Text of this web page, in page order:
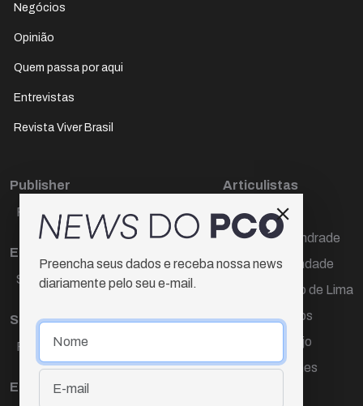
Negócios
Opinião
Quem passa por aqui
Entrevistas
Revista Viver Brasil
Publisher
Paulo Cesar de Oliveira
Editora Chefe
Sueli Cotta
Sub-editora
Raquel Ayres
Equipe
Articulistas
Décio Freire
Dr Marcos Andrade
Hamilton Trindade
Igor Carvalho de Lima
Mario Campos
Renata Araújo
Wagner Gomes
Preencha seus dados e receba nossa news
diariamente pelo seu e-mail.